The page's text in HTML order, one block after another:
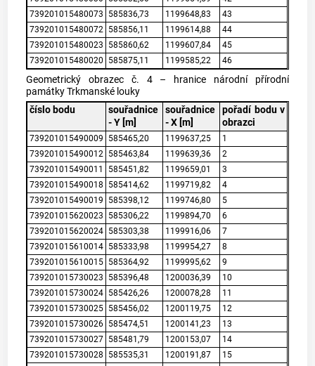
739201015480073
585836,73 1199648,83
43
739201015480072 585856,11 1199614,88
44
739201015480023
585860,62 1199607,84
45
739201015480020
585875,11 1199585,22 46
Geometrický obrazec č. 4 – hranice národní přírodní
památky Trkmanské louky
číslo bodu
souřadnice
- Y [m]
souřadnice
- X [m]
pořadí bodu v
obrazci
739201015490009 585465,20 1199637,25
1
739201015490012 585463,84 1199639,36
2
739201015490011
585451,82 1199659,01
3
739201015490018
585414,62 1199719,82
4
739201015490019
585398,12 1199746,80
5
739201015620023
585306,22 1199894,70
6
739201015620024 585303,38 1199916,06
7
739201015610014 585333,98 1199954,27
8
739201015610015 585364,92 1199995,62
9
739201015730023
585396,48 1200036,39
10
739201015730024 585426,26 1200078,28
11
739201015730025 585456,02 1200119,75
12
739201015730026 585474,51 1200141,23
13
739201015730027 585481,79 1200153,07
14
739201015730028
585535,31 1200191,87
15